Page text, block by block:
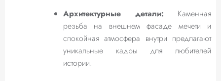
Архитектурные детали: Каменная
резьба на внешнем фасаде мечети и
спокойная атмосфера внутри предлагают
уникальные кадры для любителей
истории.